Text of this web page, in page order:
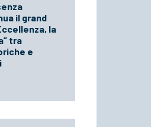
il grand
la
tra
e